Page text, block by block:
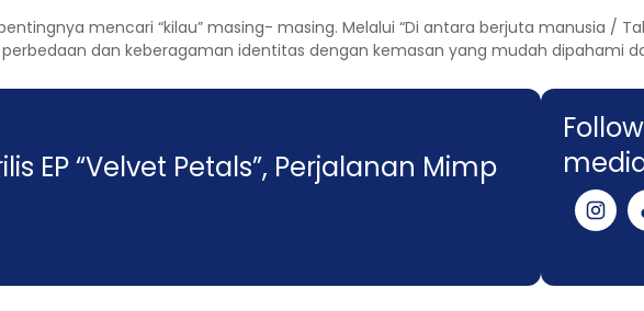
mencari “kilau” masing- masing. Melalui “Di antara berjuta manusia /
dan keberagaman identitas dengan kemasan yang mudah dipahami
EP “Velvet Petals”, Perjalanan Mimp